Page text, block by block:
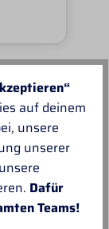
auf deinem
unsere
unserer
Dafür
Teams!